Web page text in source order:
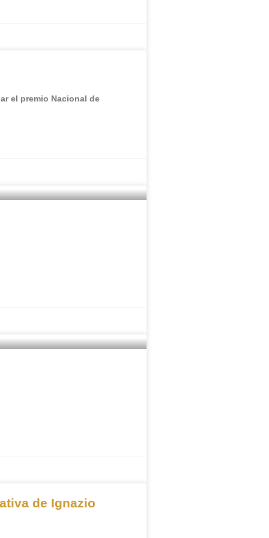
el premio Nacional de
de Ignazio